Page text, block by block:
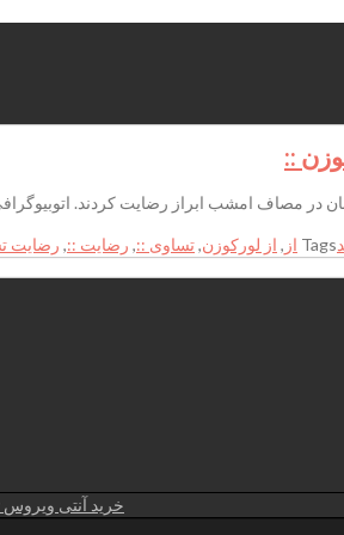
::
در مصاف امشب ابراز رضایت کردند.
Tags از , از لورکوزن,تساوی ::, رضایت ::, رضایت
خرید آنتی ویروس Kaspersky